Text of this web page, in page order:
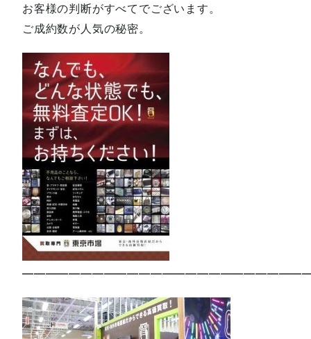
お客様の判断がすべてでございます。
ご成約数が人気の秘密。